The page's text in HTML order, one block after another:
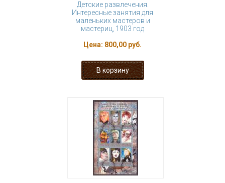
Детские развлечения.
Интересные занятия для
маленьких мастеров и
мастериц, 1903 год
Цена: 800,00 руб.